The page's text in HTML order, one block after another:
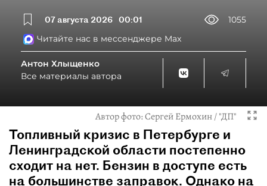
07 августа 2026 00:01
1055
Читайте нас в мессенджере Max
Антон Хлыщенко
Все материалы автора
Автор фото:Сергей Ермохин / "ДП"
Топливный кризис в Петербурге и
Ленинградской области постепенно
сходит на нет. Бензин в доступе есть
на большинстве заправок. Однако на